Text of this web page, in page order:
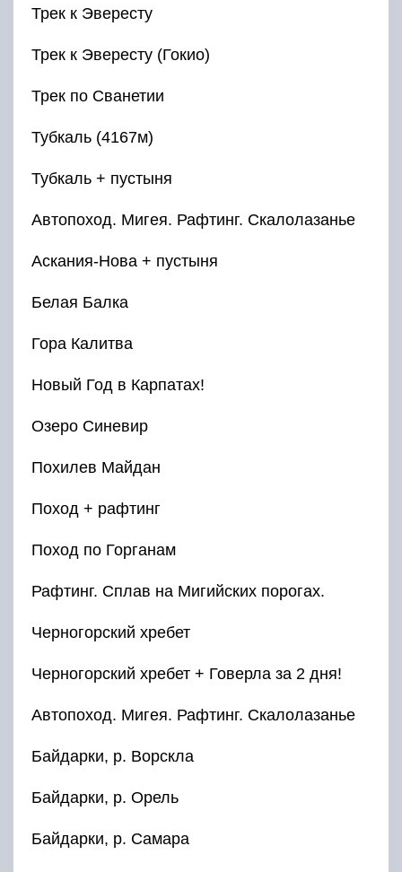
Трек к Эвересту
Трек к Эвересту (Гокио)
Трек по Сванетии
Тубкаль (4167м)
Тубкаль + пустыня
Автопоход. Мигея. Рафтинг. Скалолазанье
Аскания-Нова + пустыня
Белая Балка
Гора Калитва
Новый Год в Карпатах!
Озеро Синевир
Похилев Майдан
Поход + рафтинг
Поход по Горганам
Рафтинг. Сплав на Мигийских порогах.
Черногорский хребет
Черногорский хребет + Говерла за 2 дня!
Автопоход. Мигея. Рафтинг. Скалолазанье
Байдарки, р. Ворскла
Байдарки, р. Орель
Байдарки, р. Самара